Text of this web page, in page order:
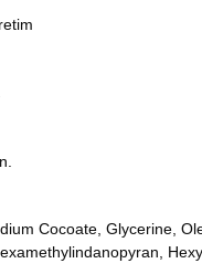
Cocoate, Glycerine,